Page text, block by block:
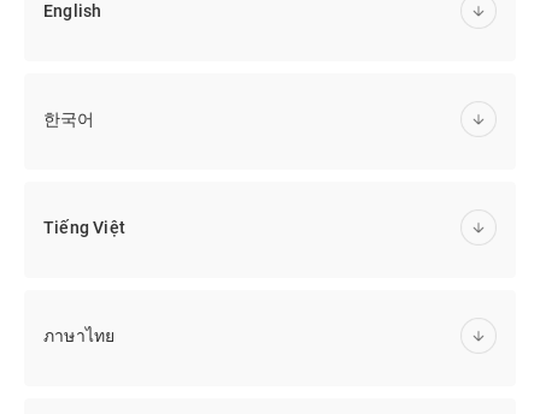
English
한국어
Tiếng Việt
ภาษาไทย